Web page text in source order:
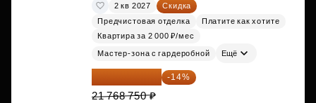
2 кв 2027
Скидка
Предчистовая отделка
Платите как хотите
Квартира за 2 000 ₽/мес
Мастер-зона с гардеробной Ещё
18 721 125 ₽ -14%
21 768 750 ₽